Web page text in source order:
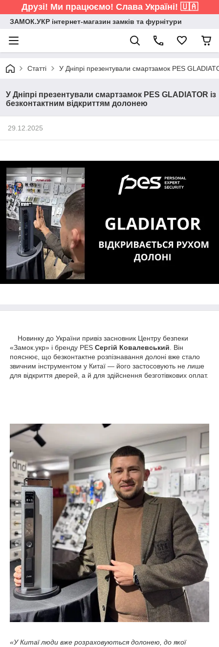
Друзі! Ми працюємо! Слава Україні! 🇺🇦
ЗАМОК.УКР інтернет-магазин замків та фурнітури
Статті У Дніпрі презентували смартзамок PES
У Дніпрі презентували смартзамок PES GLADIATOR із
безконтактним відкриттям долонею
29.12.2025
Новинку до України привіз засновник Центру безпеки
«Замок.укр» і бренду PES Сергій Ковалевський . Він
пояснює, що безконтактне розпізнавання долоні вже стало
звичним інструментом у Китаї — його застосовують не лише
для відкриття дверей, а й для здійснення безготівкових оплат.
«У Китаї люди вже розраховуються долонею, до якої